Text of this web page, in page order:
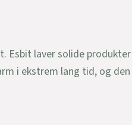
Esbit laver solide
i ekstrem lang tid, og